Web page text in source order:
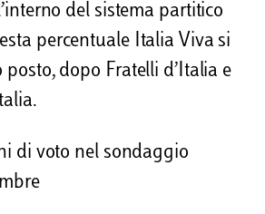
del sistema partitico
percentuale Italia Viva si
dopo Fratelli d’Italia e
di voto nel sondaggio